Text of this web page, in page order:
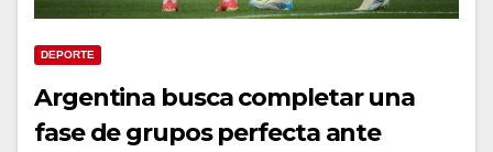
DEPORTE
Argentina busca completar una
fase de grupos perfecta ante